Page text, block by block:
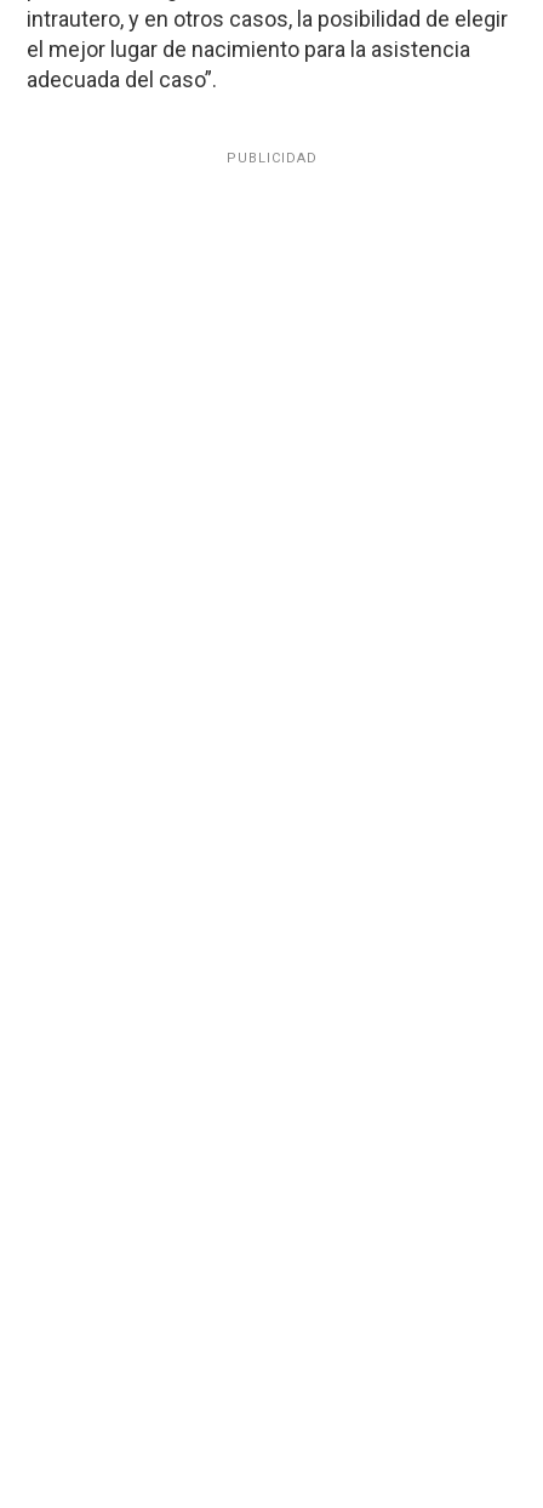
intrautero, y en otros casos, la posibilidad de elegir
el mejor lugar de nacimiento para la asistencia
adecuada del caso”.
PUBLICIDAD